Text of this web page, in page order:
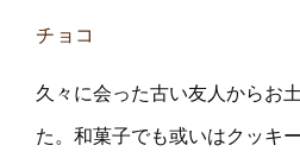
チョコ
久々に会った古い友人からお
た。和菓子でも或いはクッキ